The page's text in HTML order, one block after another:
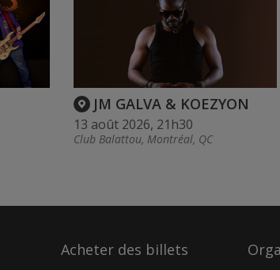
JM GALVA & KOEZYON
13 août 2026, 21h30
Club Balattou, Montréal, QC
Acheter des billets